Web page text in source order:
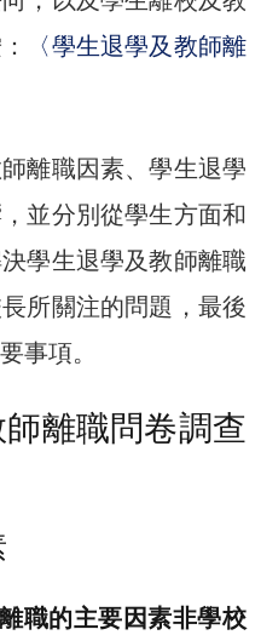
〈學生退學及教師離
離職因素、學生退學
並分別從學生方面和
學生退學及教師離職
所關注的問題，最後
事項。
離職問卷調查
職的主要因素非學校